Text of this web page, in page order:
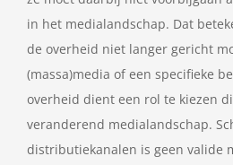
in het medialandschap. Dat
de overheid niet langer gericht
(massa)media of een specifieke
overheid dient een rol te kiezen
veranderend medialandschap.
distributiekanalen is geen valide